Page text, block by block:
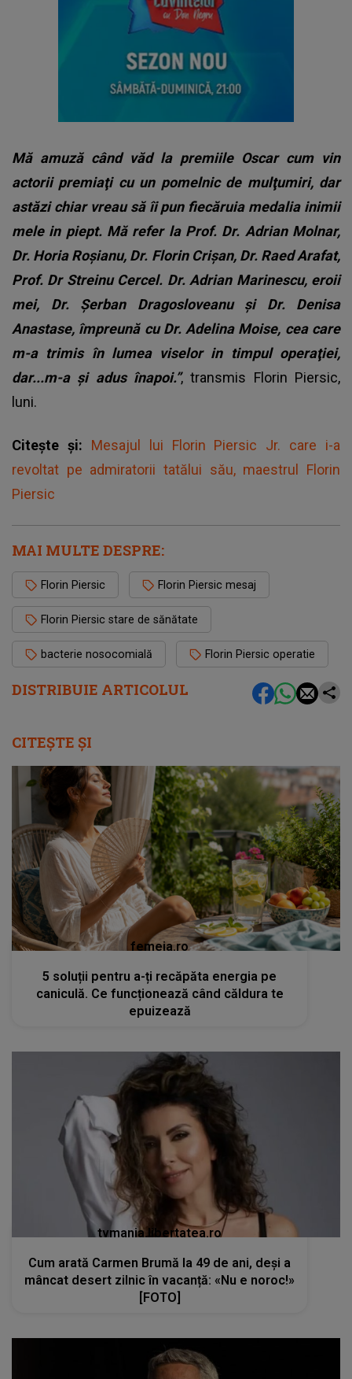
DISTRIBUIE ARTICOLUL
Mă amuză când văd la premiile Oscar cum vin
actorii premiaţi cu un pomelnic de mulţumiri, dar
astăzi chiar vreau să îi pun fiecăruia medalia inimii
mele in piept. Mă refer la Prof. Dr. Adrian Molnar,
Dr. Horia Roşianu, Dr. Florin Crişan, Dr. Raed Arafat,
Prof. Dr Streinu Cercel. Dr. Adrian Marinescu, eroii
mei, Dr. Şerban Dragosloveanu şi Dr. Denisa
Anastase, împreună cu Dr. Adelina Moise, cea care
m-a trimis în lumea viselor in timpul operaţiei,
dar...m-a şi adus înapoi.”, transmis Florin Piersic,
luni.
Citește și: Mesajul lui Florin Piersic Jr. care i-a
revoltat pe admiratorii tatălui său, maestrul Florin
Piersic
MAI MULTE DESPRE:
Florin Piersic Florin Piersic mesaj
Florin Piersic stare de sănătate
bacterie nosocomială Florin Piersic operatie
CITEȘTE ȘI
femeia.ro
5 soluții pentru a-ți recăpăta energia pe
caniculă. Ce funcționează când căldura te
epuizează
tvmania.libertatea.ro
Cum arată Carmen Brumă la 49 de ani, deși a
mâncat desert zilnic în vacanță: «Nu e noroc!»
[FOTO]